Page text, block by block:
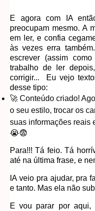
E agora com IA
preocupam mesmo. A
em ler, e confia
às vezes erra
escrever (assim
trabalho de ler
corrigir... Eu vejo
desse tipo:
🚀 Conteúdo criado!
o seu estilo, trocar os
suas informações reais
😭😨
Para!!! Tá feio. Tá
até na última frase, e
IA veio pra ajudar, pra
e tanto. Mas ela não
E vou parar por aqui,